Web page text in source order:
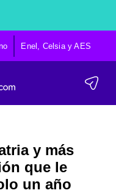
Enel, Celsia y AES
y más
que le
un año